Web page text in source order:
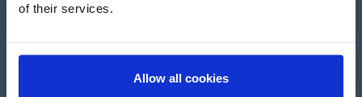
of their services.
Allow all cookies
Artesans 1 - 46850 L'Olleria
+34 962 200 502